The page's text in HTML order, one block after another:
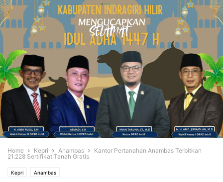
Home Kepri Anambas
Kantor Pertanahan Anambas Terbitkan
21.228 Sertifikat Tanah Gratis
Kepri Anambas